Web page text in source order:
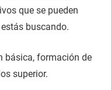
que se pueden
buscando.
básica, formación de
superior.